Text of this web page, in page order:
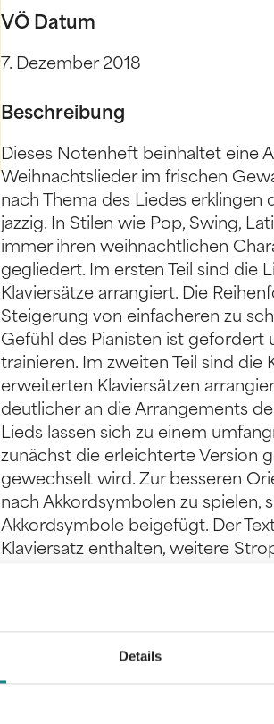
Details
VÖ Datum
7. Dezember 2018
Beschreibung
Dieses Notenheft beinhaltet eine
Weihnachtslieder im frischen
nach Thema des Liedes
jazzig. In Stilen wie Pop, Swing,
immer ihren weihnachtlichen
gegliedert. Im ersten Teil sind die
Klaviersätze arrangiert. Die
Steigerung von einfacheren zu
Gefühl des Pianisten ist gefordert
trainieren. Im zweiten Teil sind
erweiterten Klaviersätzen
deutlicher an die Arrangements
Lieds lassen sich zu einem
zunächst die erleichterte Version
gewechselt wird. Zur besseren
nach Akkordsymbolen zu spielen,
Akkordsymbole beigefügt. Der
Klaviersatz enthalten, weitere
Leadsheets zu finden. Die
und Akkorde eines Stückes
Musiker
Besetzungen geeignet. Die
Grundlage, ein eigenes
Der Anhang erklärt ausgewählte
Weihnachtslieder wurden vom